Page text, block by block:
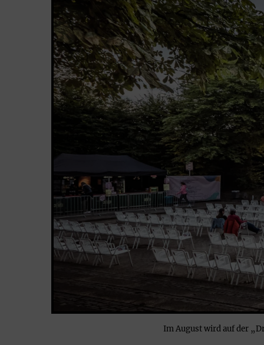
Im August wird auf der